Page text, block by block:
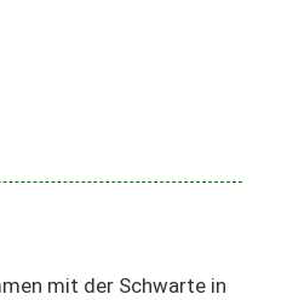
mit der Schwarte in